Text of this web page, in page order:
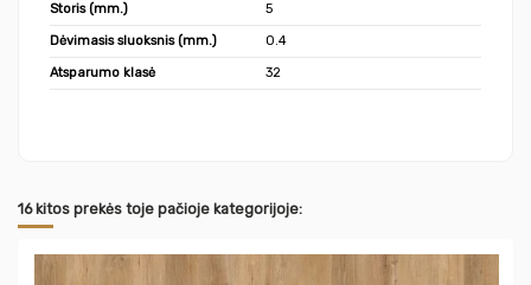
Storis (mm.) 5
Dėvimasis sluoksnis (mm.) 0.4
Atsparumo klasė 32
16 kitos prekės toje pačioje kategorijoje: